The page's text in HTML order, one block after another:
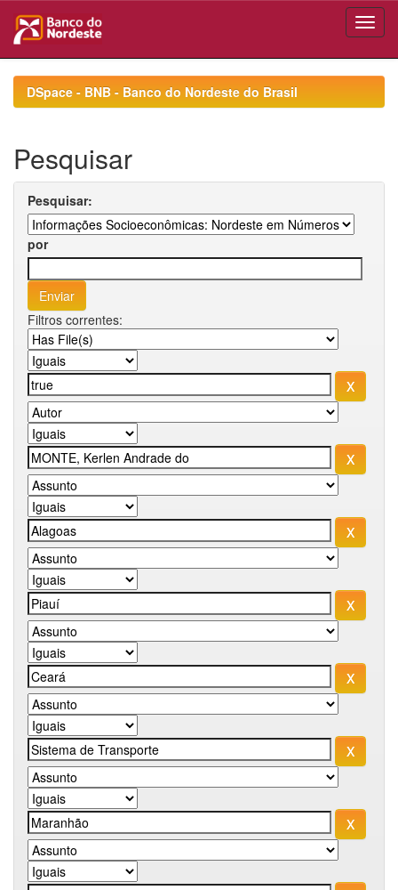
navigationDSpace - BNB - Banco do Nordeste do Brasil
Pesquisar
Pesquisar:
por
Filtros correntes: